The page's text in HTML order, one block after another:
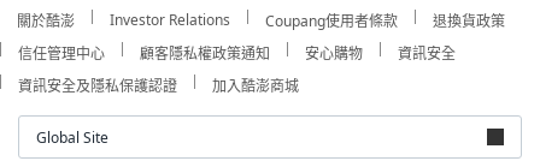
關於酷澎 Investor Relations Coupang使用者條款
退換貨政策
信任管理中心
顧客隱私權政策通知 安心購物
資訊安全
資訊安全及隱私保護認證
加入酷澎商城
Global Site